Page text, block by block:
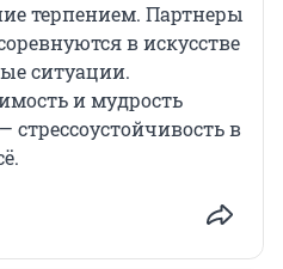
терпением. Партнеры
в искусстве
ситуации.
и мудрость
в